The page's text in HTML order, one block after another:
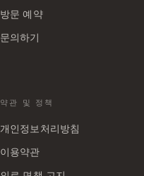
방문 예약
문의하기
약관 및 정책
개인정보처리방침
이용약관